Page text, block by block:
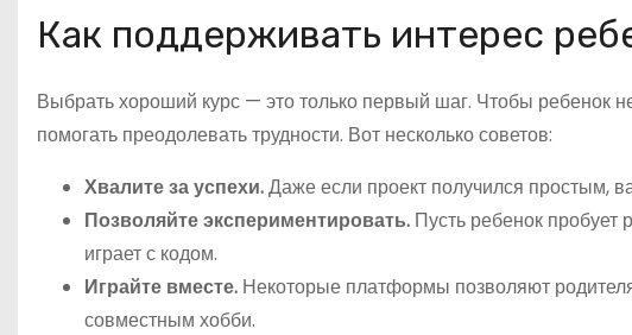
Как поддерживать интерес
Выбрать хороший курс — это только первый шаг. Чтобы ребенок
помогать преодолевать трудности. Вот несколько советов:
Хвалите за успехи.Даже если проект получился простым,
Позволяйте экспериментировать. Пусть ребенок пробует
играет с кодом.
Играйте вместе. Некоторые платформы позволяют
совместным хобби.